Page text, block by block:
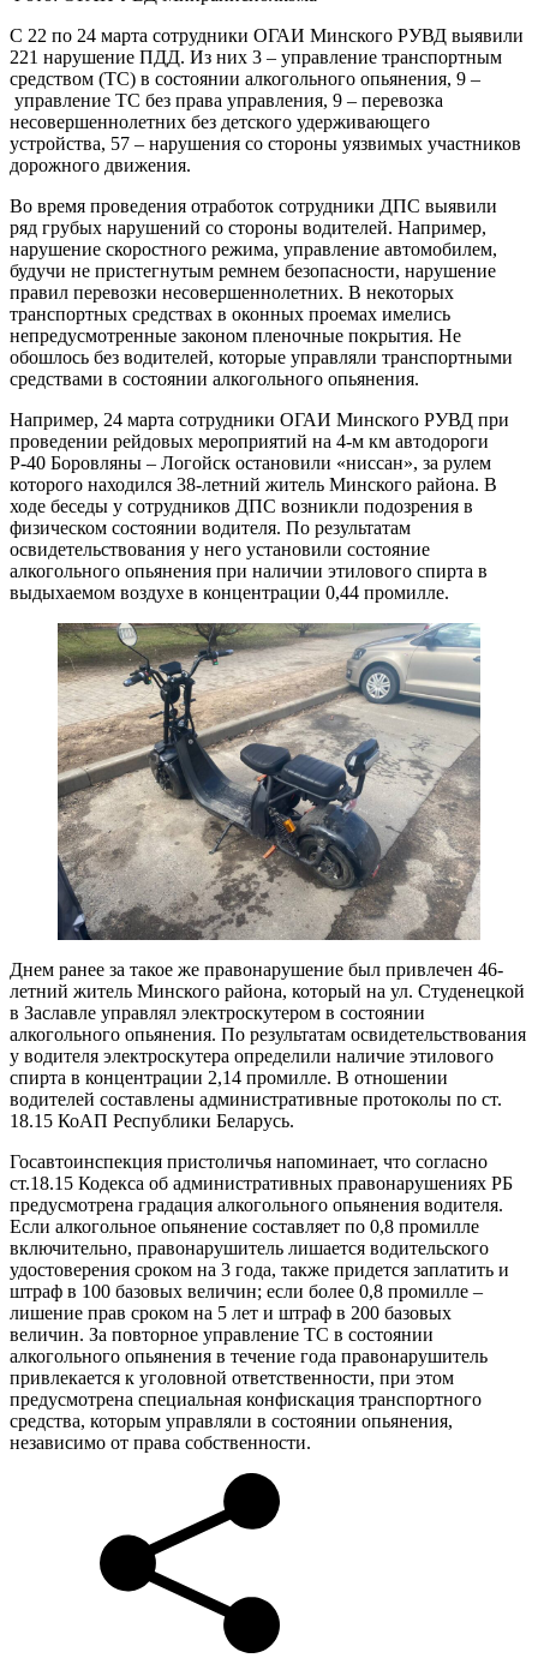
С 22 по 24 марта сотрудники ОГАИ Минского РУВД выявили
221 нарушение ПДД. Из них 3 – управление транспортным
средством (ТС) в состоянии алкогольного опьянения, 9 –
управление ТС без права управления, 9 – перевозка
несовершеннолетних без детского удерживающего
устройства, 57 – нарушения со стороны уязвимых участников
дорожного движения.
Во время проведения отработок сотрудники ДПС выявили
ряд грубых нарушений со стороны водителей. Например,
нарушение скоростного режима, управление автомобилем,
будучи не пристегнутым ремнем безопасности, нарушение
правил перевозки несовершеннолетних. В некоторых
транспортных средствах в оконных проемах имелись
непредусмотренные законом пленочные покрытия. Не
обошлось без водителей, которые управляли транспортными
средствами в состоянии алкогольного опьянения.
Например, 24 марта сотрудники ОГАИ Минского РУВД при
проведении рейдовых мероприятий на 4-м км автодороги
Р-40 Боровляны – Логойск остановили «ниссан», за рулем
которого находился 38-летний житель Минского района. В
ходе беседы у сотрудников ДПС возникли подозрения в
физическом состоянии водителя. По результатам
освидетельствования у него установили состояние
алкогольного опьянения при наличии этилового спирта в
выдыхаемом воздухе в концентрации 0,44 промилле.
Днем ранее за такое же правонарушение был привлечен 46-
летний житель Минского района, который на ул. Студенецкой
в Заславле управлял электроскутером в состоянии
алкогольного опьянения. По результатам освидетельствования
у водителя электроскутера определили наличие этилового
спирта в концентрации 2,14 промилле. В отношении
водителей составлены административные протоколы по ст.
18.15 КоАП Республики Беларусь.
Госавтоинспекция пристоличья напоминает, что согласно
ст.18.15 Кодекса об административных правонарушениях РБ
предусмотрена градация алкогольного опьянения водителя.
Если алкогольное опьянение составляет по 0,8 промилле
включительно, правонарушитель лишается водительского
удостоверения сроком на 3 года, также придется заплатить и
штраф в 100 базовых величин; если более 0,8 промилле –
лишение прав сроком на 5 лет и штраф в 200 базовых
величин. За повторное управление ТС в состоянии
алкогольного опьянения в течение года правонарушитель
привлекается к уголовной ответственности, при этом
предусмотрена специальная конфискация транспортного
средства, которым управляли в состоянии опьянения,
независимо от права собственности.